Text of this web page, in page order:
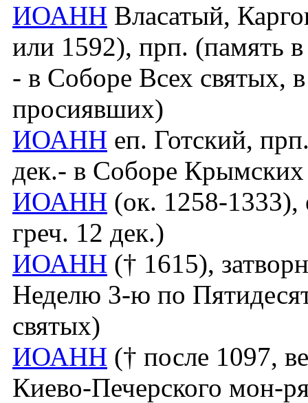
ИОАНН Власатый,
или 1592), прп. (память
- в Соборе Всех святых,
просиявших)
ИОАНН еп. Готский,
дек.- в Соборе Крымских
ИОАНН (ок. 1258-
греч. 12 дек.)
ИОАНН († 1615),
Неделю 3-ю по
святых)
ИОАНН († после 1097,
Киево-Печерского мон-